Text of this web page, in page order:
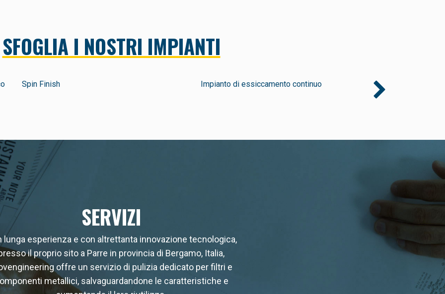
SFOGLIA I NOSTRI IMPIANTI
Spin Finish Impianto di essiccamento continuo Impianto Hypox®
SERVIZI
lunga esperienza e con altrettanta innovazione tecnologica,
il proprio sito a Parre in provincia di Bergamo, Italia,
offre un servizio di pulizia dedicato per filtri e
metallici, salvaguardandone le caratteristiche e